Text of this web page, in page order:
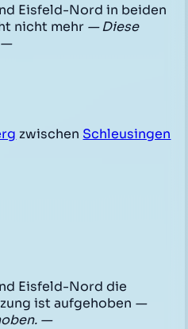
Eisfeld-Nord in beiden
nicht mehr — Diese
—
zwischen Schleusingen
Eisfeld-Nord die
ist aufgehoben —
—